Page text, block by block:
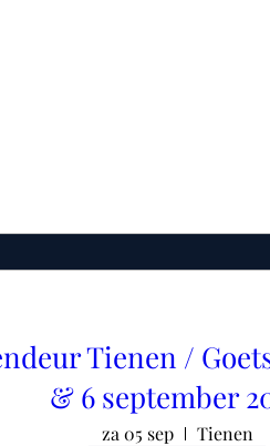
Tienen /
& 6 september
za 05 sep
Tienen